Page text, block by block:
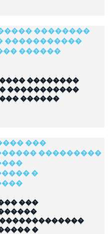
��������
�����������
������
���
�